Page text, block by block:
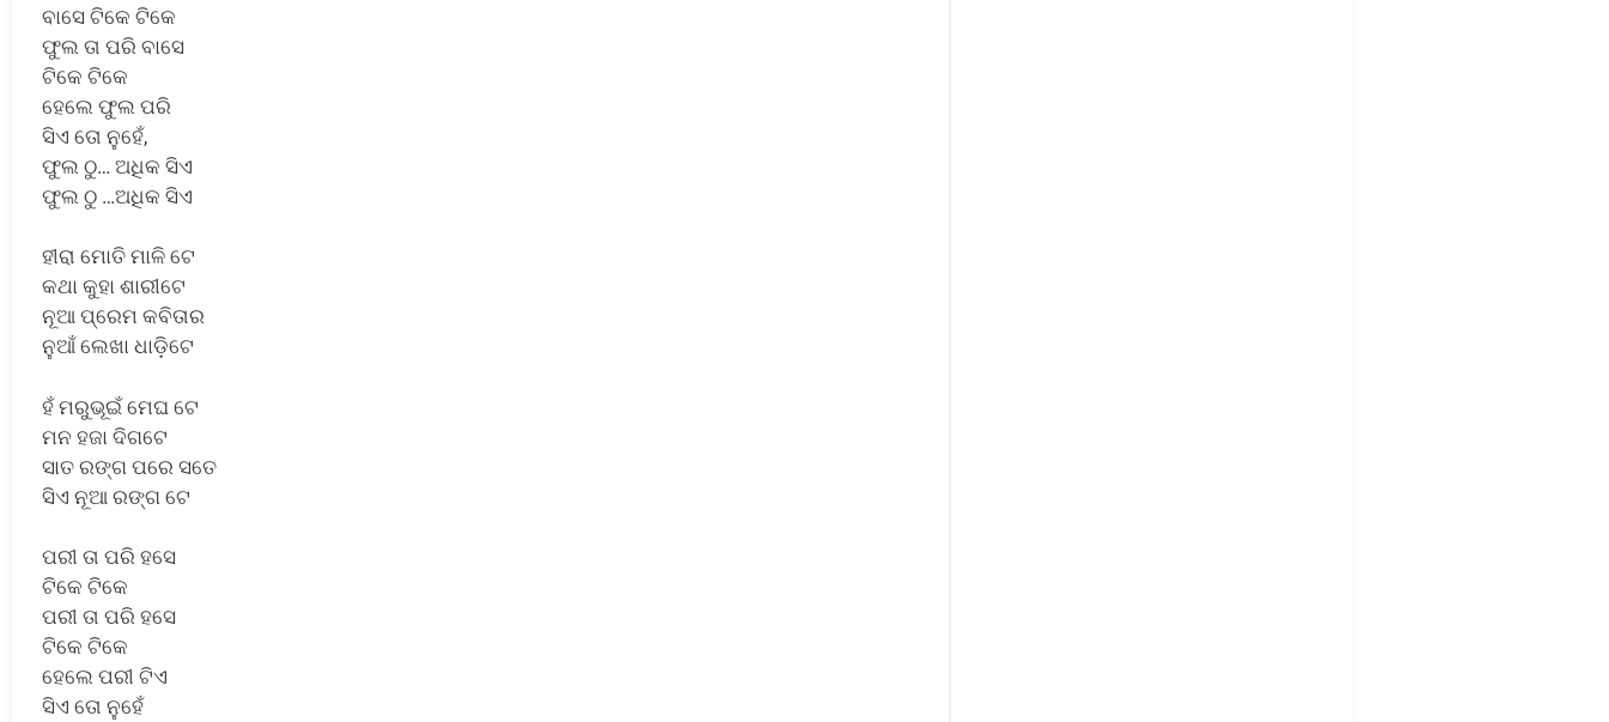
ବାସେ ଟିକେ ଟିକେ
ଫୁଲ ତା ପରି ବାସେ
ଟିକେ ଟିକେ
ହେଲେ ଫୁଲ ପରି
ସିଏ ତୋ ନୁହେଁ,
ଫୁଲ ଠୁ… ଅଧିକ ସିଏ
ଫୁଲ ଠୁ …ଅଧିକ ସିଏ
ହୀରା ମୋତି ମାଳି ଟେ
କଥା କୁହା ଶାରୀଟେ
ନୂଆ ପ୍ରେମ କବିତାର
ନୁଆଁ ଲେଖା ଧାଡ଼ିଟେ
ହଁ ମରୁଭୂଇଁ ମେଘ ଟେ
ମନ ହଜା ଦିଗଟେ
ସାତ ରଙ୍ଗ ପରେ ସତେ
ସିଏ ନୂଆ ରଙ୍ଗ ଟେ
ପରୀ ତା ପରି ହସେ
ଟିକେ ଟିକେ
ପରୀ ତା ପରି ହସେ
ଟିକେ ଟିକେ
ହେଲେ ପରୀ ଟିଏ
ସିଏ ତୋ ନୁହେଁ